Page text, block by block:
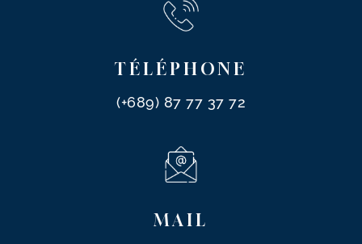
TÉLÉPHONE
(+689) 87 77 37 72‬
MAIL